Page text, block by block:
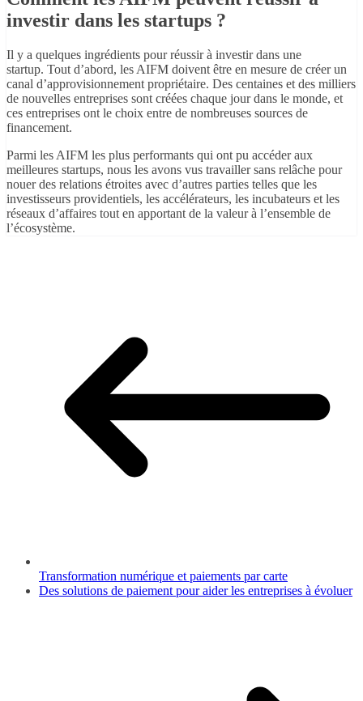
investir dans les startups ?
Il y a quelques ingrédients pour réussir à investir dans une
startup. Tout d’abord, les AIFM doivent être en mesure de créer un
canal d’approvisionnement propriétaire. Des centaines et des milliers
de nouvelles entreprises sont créées chaque jour dans le monde, et
ces entreprises ont le choix entre de nombreuses sources de
financement.
Parmi les AIFM les plus performants qui ont pu accéder aux
meilleures startups, nous les avons vus travailler sans relâche pour
nouer des relations étroites avec d’autres parties telles que les
investisseurs providentiels, les accélérateurs, les incubateurs et les
réseaux d’affaires tout en apportant de la valeur à l’ensemble de
l’écosystème.
Transformation numérique et paiements par carte
Des solutions de paiement pour aider les entreprises à évoluer